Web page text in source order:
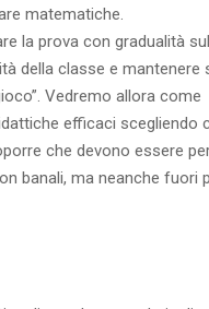
matematiche.
la prova con gradualità
della classe e mantenere
Vedremo allora come
efficaci scegliendo
che devono essere
banali, ma neanche fuori